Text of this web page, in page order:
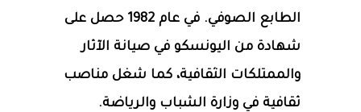
الطابع الصوفي. في عام 1982 حصل على
شهادة من اليونسكو في صيانة الآثار
والممتلكات الثقافية، كما شغل مناصب
ثقافية في وزارة الشباب والرياضة.